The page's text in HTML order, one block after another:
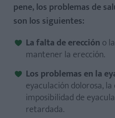
pene, los problemas de
son los siguientes:
La falta de erección o
mantener la erección.
Los problemas en la
eyaculación dolorosa,
imposibilidad de
retardada.